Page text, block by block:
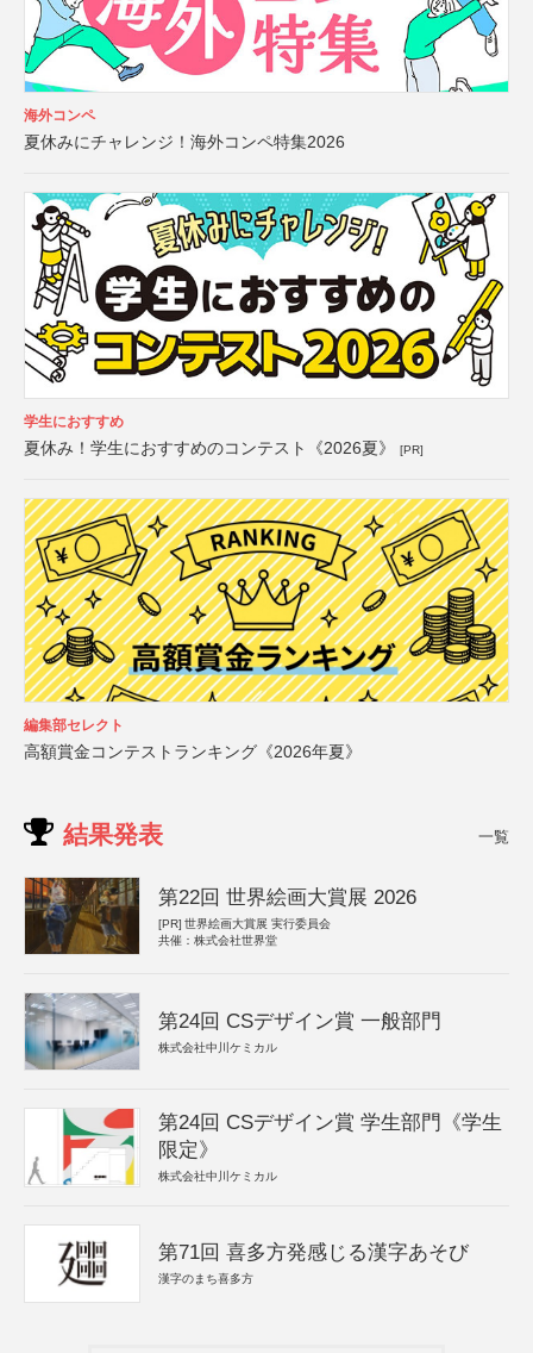
海外コンペ
夏休みにチャレンジ！海外コンペ特集2026
学生におすすめ
夏休み！学生におすすめのコンテスト《2026夏》 [PR]
編集部セレクト
高額賞金コンテストランキング《2026年夏》
結果発表 一覧
第22回 世界絵画大賞展 2026
[PR] 世界絵画大賞展 実行委員会
共催：株式会社世界堂
第24回 CSデザイン賞 一般部門
株式会社中川ケミカル
第24回 CSデザイン賞 学生部門《学生
限定》
株式会社中川ケミカル
第71回 喜多方発感じる漢字あそび
漢字のまち喜多方